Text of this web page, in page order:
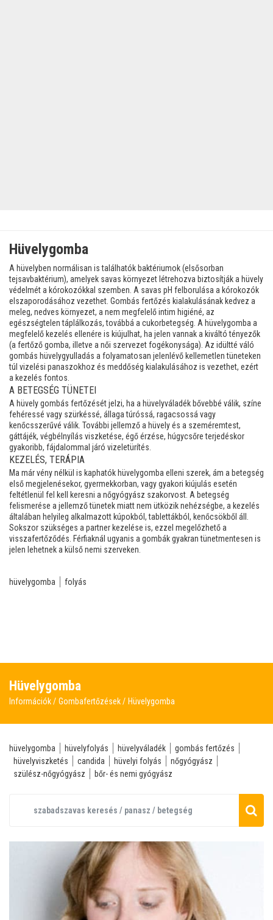
Hüvelygomba
A hüvelyben normálisan is találhatók baktériumok (elsősorban
tejsavbaktérium), amelyek savas környezet létrehozva biztosítják a hüvely
védelmét a kórokozókkal szemben. A savas pH felborulása a kórokozók
elszaporodásához vezethet. Gombás fertőzés kialakulásának kedvez a
meleg, nedves környezet, a nem megfelelő intim higiéné, az
egészségtelen táplálkozás, továbbá a cukorbetegség. A hüvelygomba a
megfelelő kezelés ellenére is kiújulhat, ha jelen vannak a kiváltó tényezők
(a fertőző gomba, illetve a női szervezet fogékonysága). Az idültté váló
gombás hüvelygyulladás a folyamatosan jelenlévő kellemetlen tüneteken
túl vizelési panaszokhoz és meddőség kialakulásához is vezethet, ezért
a kezelés fontos.
A BETEGSÉG TÜNETEI
A hüvely gombás fertőzését jelzi, ha a hüvelyváladék bővebbé válik, színe
fehéressé vagy szürkéssé, állaga túróssá, ragacsossá vagy
kenőcsszerűvé válik. További jellemző a hüvely és a szeméremtest,
gáttájék, végbélnyílás viszketése, égő érzése, húgycsőre terjedéskor
gyakoribb, fájdalommal járó vizeletürítés.
KEZELÉS, TERÁPIA
Ma már vény nélkül is kaphatók hüvelygomba elleni szerek, ám a betegség
első megjelenésekor, gyermekkorban, vagy gyakori kiújulás esetén
feltétlenül fel kell keresni a nőgyógyász szakorvost. A betegség
felismerése a jellemző tünetek miatt nem ütközik nehézségbe, a kezelés
általában helyileg alkalmazott kúpokból, tablettákból, kenőcsökből áll.
Sokszor szükséges a partner kezelése is, ezzel megelőzhető a
visszafertőződés. Férfiaknál ugyanis a gombák gyakran tünetmentesen is
jelen lehetnek a külső nemi szerveken.
hüvelygomba folyás
Hüvelygomba
Információk Gombafertőzések Hüvelygomba
hüvelygomba hüvelyfolyás hüvelyváladék
gombás fertőzés
hüvelyviszketés
candida hüvelyi folyás
nőgyógyász
szülész-nőgyógyász
bőr- és nemi gyógyász